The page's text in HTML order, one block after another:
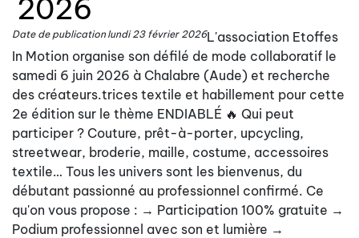
2026
Date de publication lundi 23 février 2026L'association Etoffes
In Motion organise son défilé de mode collaboratif le
samedi 6 juin 2026 à Chalabre (Aude) et recherche
des créateurs.trices textile et habillement pour cette
2e édition sur le thème ENDIABLÉ 🔥 Qui peut
participer ? Couture, prêt-à-porter, upcycling,
streetwear, broderie, maille, costume, accessoires
textile… Tous les univers sont les bienvenus, du
débutant passionné au professionnel confirmé. Ce
qu'on vous propose : → Participation 100% gratuite →
Podium professionnel avec son et lumière →